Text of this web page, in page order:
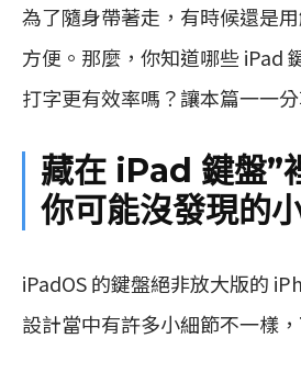
為了隨身帶著走，有時候還是
方便。那麼，你知道哪些 iPad
打字更有效率嗎？讓本篇一一分
藏在 iPad 鍵盤”
你可能沒發現的
iPadOS 的鍵盤絕非放大版的
設計當中有許多小細節不一樣